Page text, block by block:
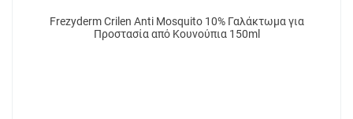
Frezyderm Crilen Anti Mosquito 10% Γαλάκτωμα για
Προστασία από Κουνούπια 150ml